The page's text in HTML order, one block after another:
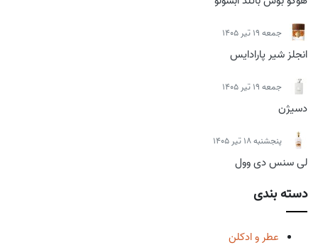
جمعه 19 تیر 1405
انجلز شیر پارادایس
جمعه 19 تیر 1405
دسیژن
پنجشنبه 18 تیر 1405
لی سنس دی وول
دسته بندی
عطر و ادکلن